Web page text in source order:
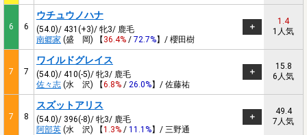
6 6
ウチュウノハナ
(54.0)/ 431(+3)/ 牝3/ 鹿毛
南郷家 (盛 岡) 【36.4% / 72.7%】/ 櫻田樹
1.4
1人気
7 7
ワイルドグレイス
(54.0)/ 410(-5)/ 牝3/ 鹿毛
佐々志 (水 沢) 【6.8% / 26.0%】/ 佐藤祐
15.8
6人気
7 8
スズットアリス
(54.0)/ 396(-8)/ 牝3/ 鹿毛
阿部英 (水 沢) 【1.3% / 11.1%】/ 三野通
49.4
7人気